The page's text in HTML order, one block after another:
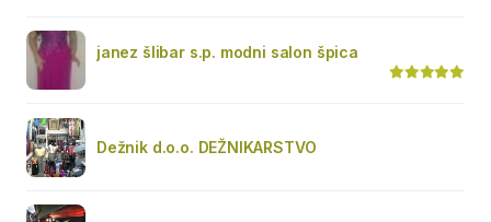
janez šlibar s.p. modni salon špica
Dežnik d.o.o. DEŽNIKARSTVO